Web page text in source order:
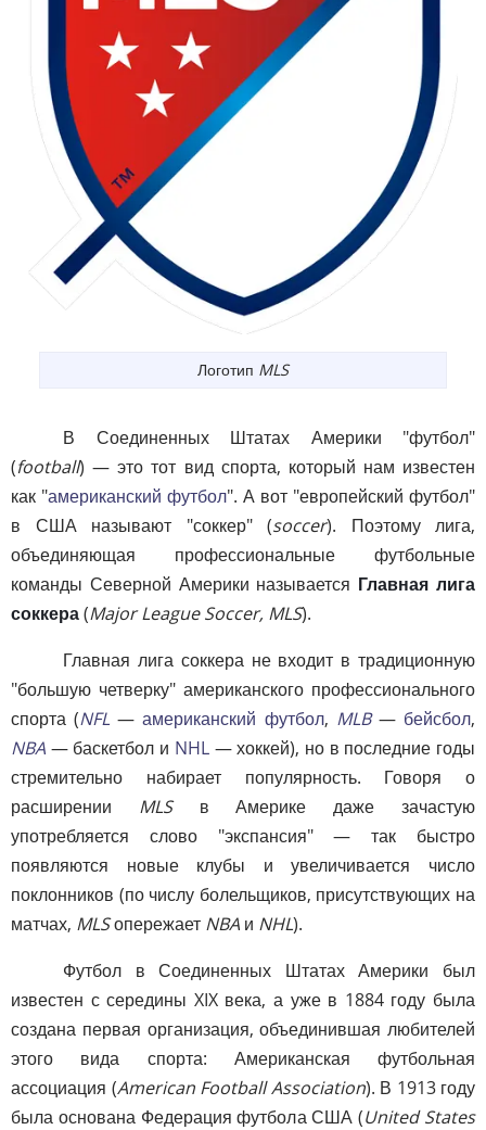
Логотип MLS
В Соединенных Штатах Америки "футбол"
(football) — это тот вид спорта, который нам известен
как "американский футбол". А вот "европейский футбол"
в США называют "соккер" (soccer). Поэтому лига,
объединяющая профессиональные футбольные
команды Северной Америки называется Главная лига
соккера(Major League Soccer, MLS).
Главная лига соккера не входит в традиционную
"большую четверку" американского профессионального
спорта (NFL —американский футбол, MLB— бейсбол,
NBA — баскетбол и NHL— хоккей), но в последние годы
стремительно набирает популярность. Говоря о
расширении MLSв Америке даже зачастую
употребляется слово "экспансия" — так быстро
появляются новые клубы и увеличивается число
поклонников (по числу болельщиков, присутствующих на
матчах, MLSопережает NBA и NHL).
Футбол в Соединенных Штатах Америки был
известен с середины XIX века, а уже в 1884 году была
создана первая организация, объединившая любителей
этого вида спорта: Американская футбольная
ассоциация (American Football Association). В 1913 году
была основана Федерация футбола США (United States